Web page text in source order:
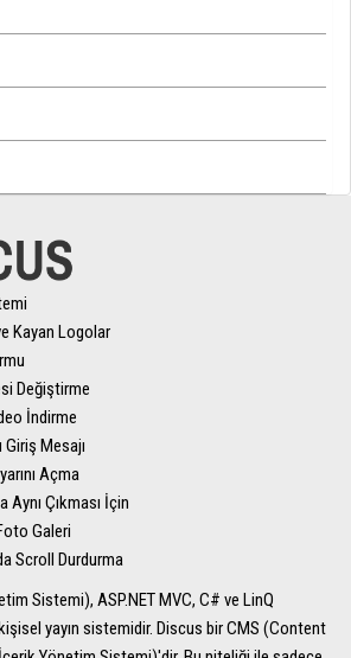
Kayan Logolar
Değiştirme
İndirme
Giriş Mesajı
Açma
Aynı Çıkması İçin
Galeri
Scroll Durdurma
Sistemi), ASP.NET MVC, C# ve LinQ
yayın sistemidir. Discus bir CMS (Content